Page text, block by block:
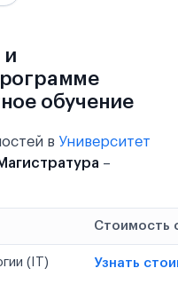
и
обучение
в Университет
–
Стоимость
(IT) Узнать